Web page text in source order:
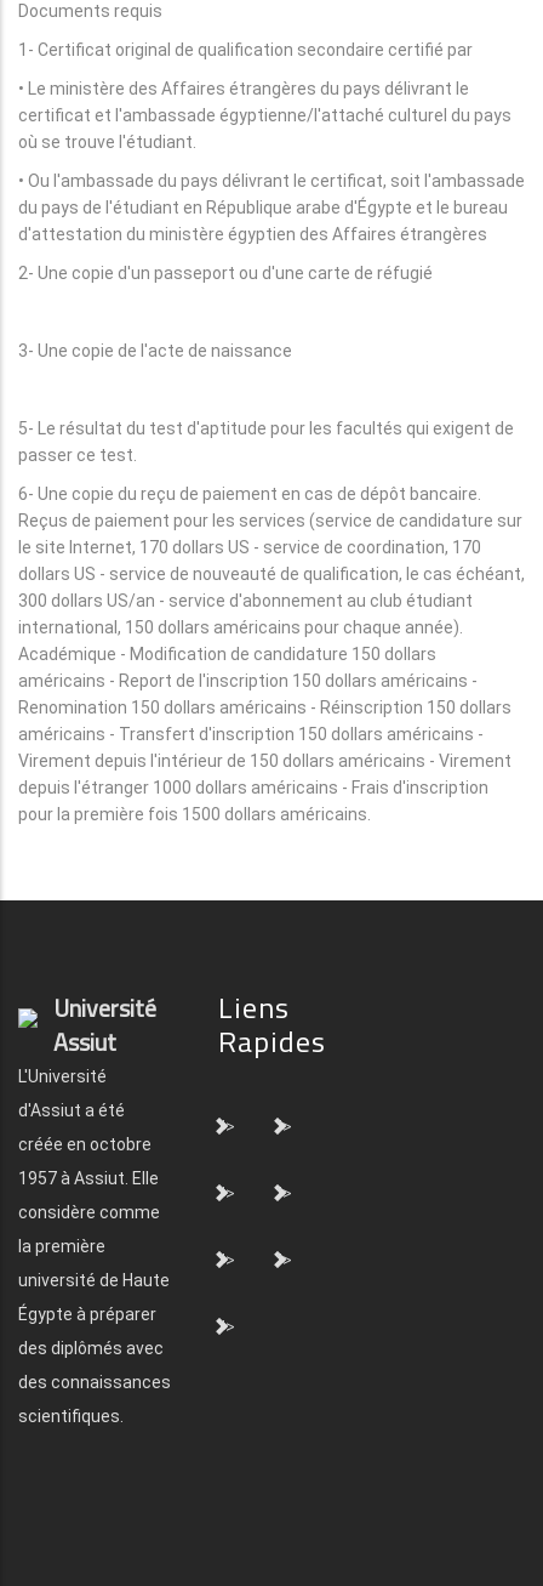
Documents requis
1- Certificat original de qualification secondaire certifié par
• Le ministère des Affaires étrangères du pays délivrant le
certificat et l'ambassade égyptienne/l'attaché culturel du pays
où se trouve l'étudiant.
• Ou l'ambassade du pays délivrant le certificat, soit l'ambassade
du pays de l'étudiant en République arabe d'Égypte et le bureau
d'attestation du ministère égyptien des Affaires étrangères
2- Une copie d'un passeport ou d'une carte de réfugié
3- Une copie de l'acte de naissance
5- Le résultat du test d'aptitude pour les facultés qui exigent de
passer ce test.
6- Une copie du reçu de paiement en cas de dépôt bancaire.
Reçus de paiement pour les services (service de candidature sur
le site Internet, 170 dollars US - service de coordination, 170
dollars US - service de nouveauté de qualification, le cas échéant,
300 dollars US/an - service d'abonnement au club étudiant
international, 150 dollars américains pour chaque année).
Académique - Modification de candidature 150 dollars
américains - Report de l'inscription 150 dollars américains -
Renomination 150 dollars américains - Réinscription 150 dollars
américains - Transfert d'inscription 150 dollars américains -
Virement depuis l'intérieur de 150 dollars américains - Virement
depuis l'étranger 1000 dollars américains - Frais d'inscription
pour la première fois 1500 dollars américains.
Université
Assiut
L'Université
d'Assiut a été
créée en octobre
1957 à Assiut. Elle
considère comme
la première
université de Haute
Égypte à préparer
des diplômés avec
des connaissances
scientifiques.
Liens
Rapides
"> ">
"> ">
"> ">
">